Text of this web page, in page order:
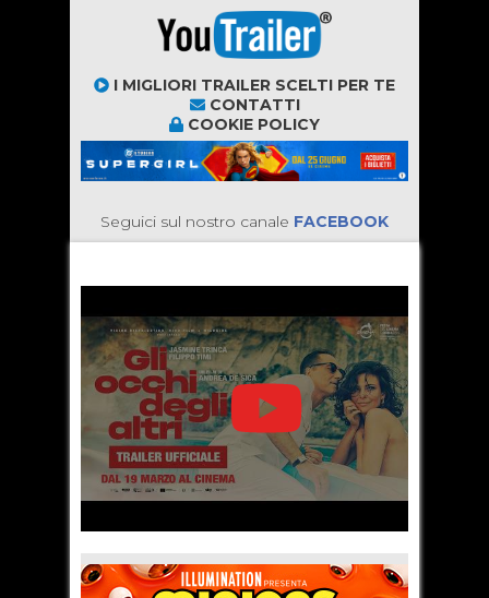
I MIGLIORI TRAILER SCELTI PER TE
CONTATTI
COOKIE POLICY
Seguici sul nostro canale FACEBOOK